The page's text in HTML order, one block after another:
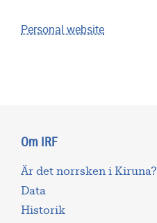
Personal website
Om IRF
Är det norrsken i Kiruna?
Data
Historik